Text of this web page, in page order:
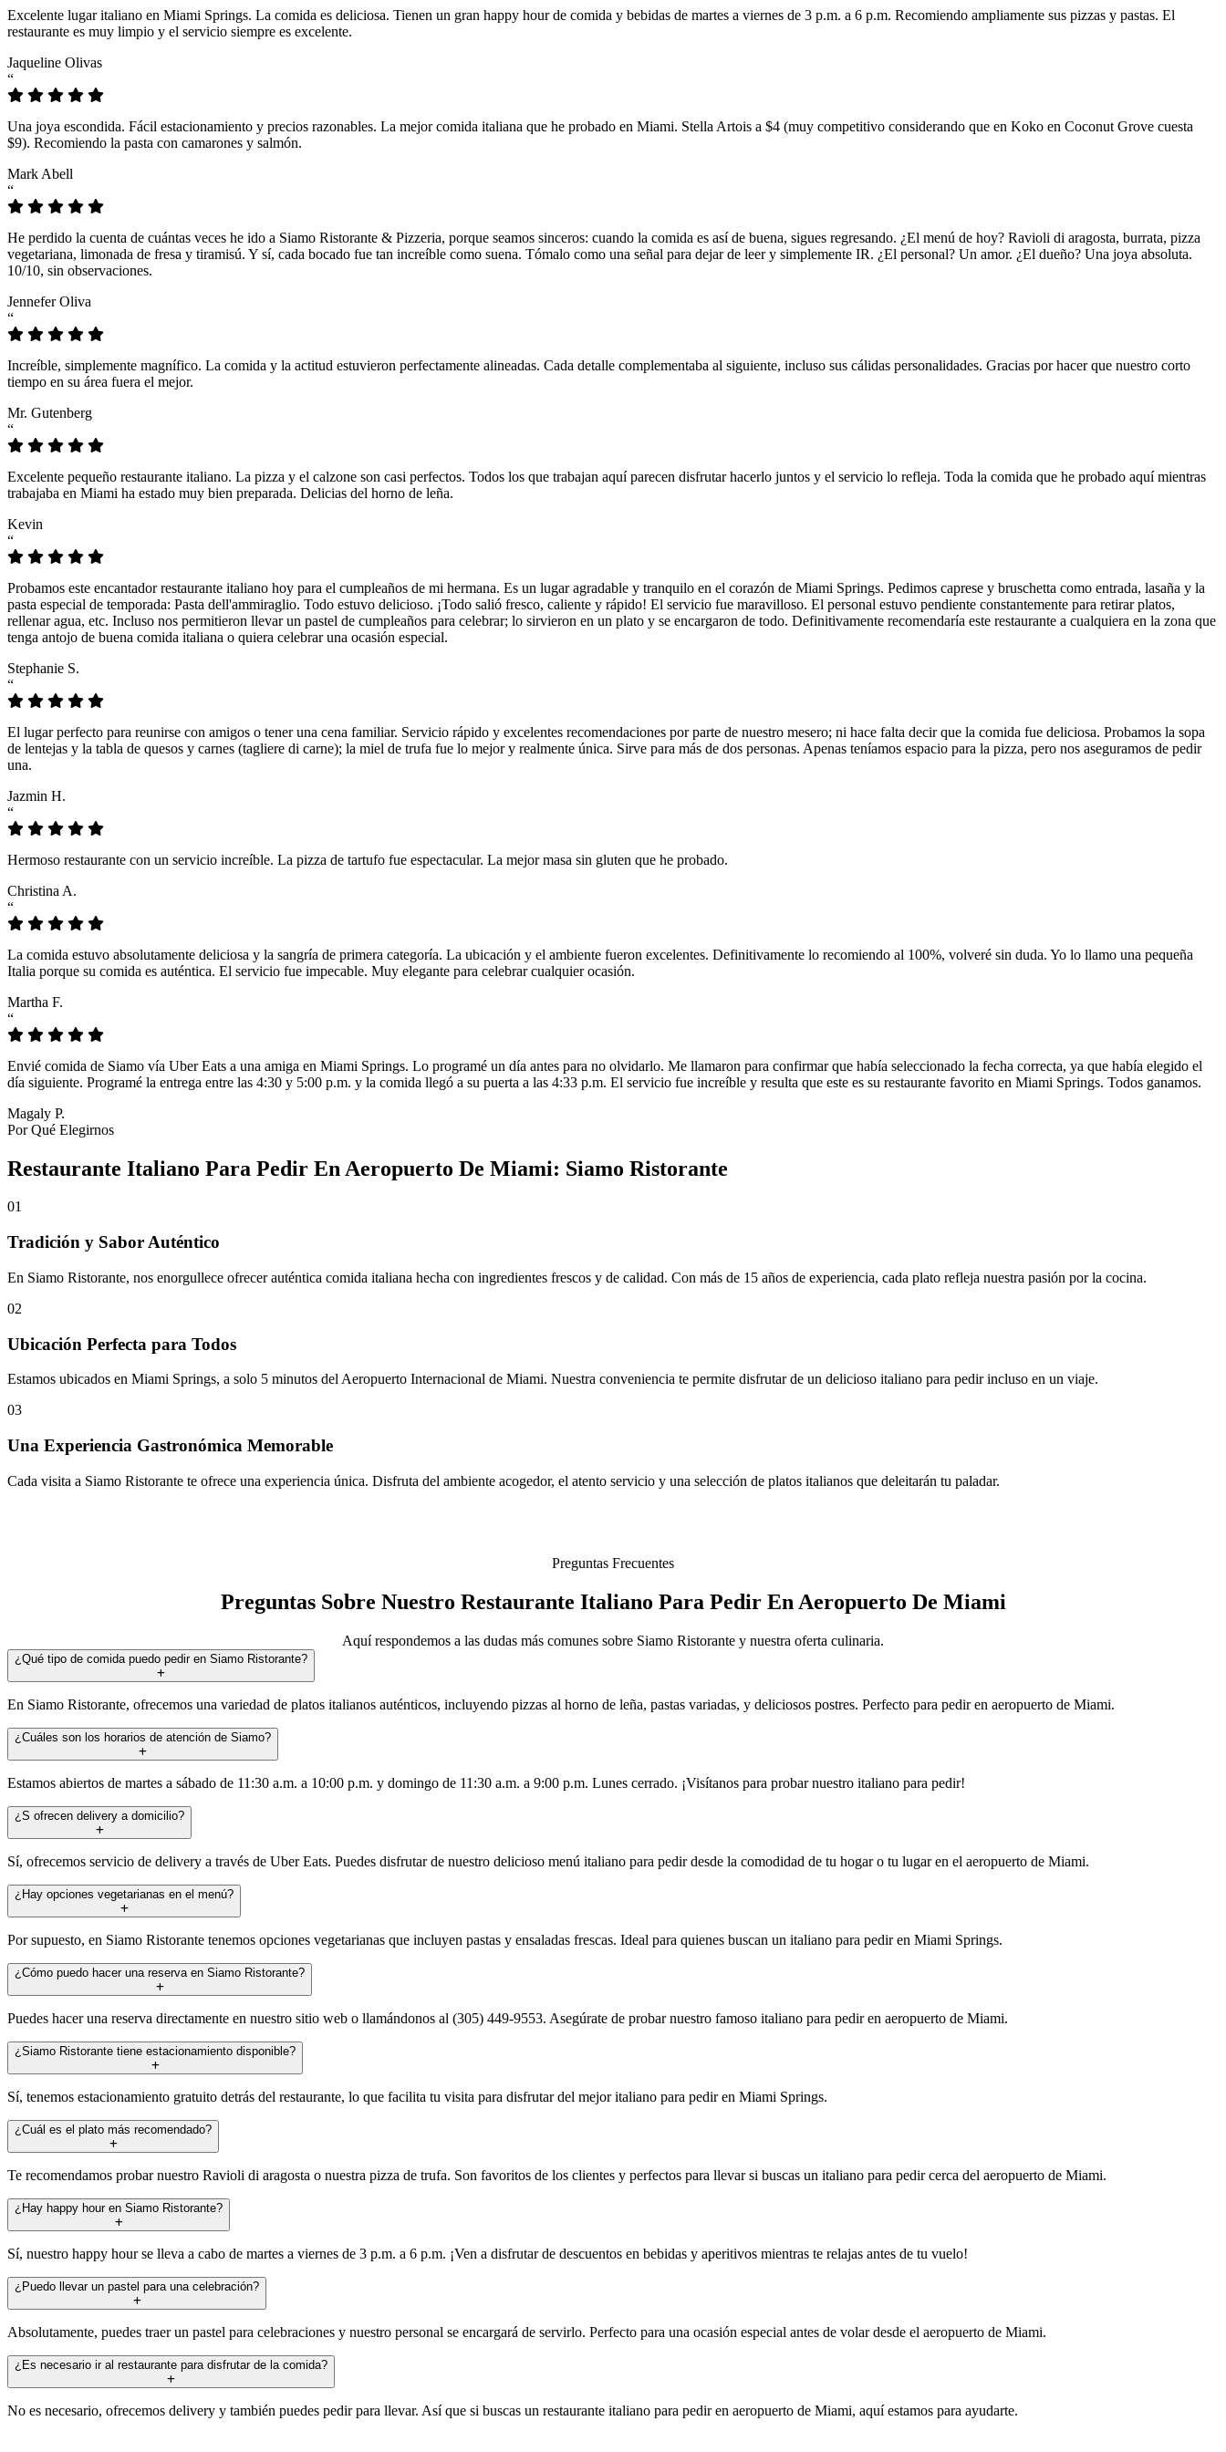
Excelente lugar italiano en Miami Springs. La comida es deliciosa. Tienen un gran happy hour de comida y bebidas de martes a viernes de 3 p.m. a 6 p.m. Recomiendo ampliamente sus pizzas y pastas. El
restaurante es muy limpio y el servicio siempre es excelente.
Jaqueline Olivas
“
Una joya escondida. Fácil estacionamiento y precios razonables. La mejor comida italiana que he probado en Miami. Stella Artois a $4 (muy competitivo considerando que en Koko en Coconut Grove cuesta
$9). Recomiendo la pasta con camarones y salmón.
Mark Abell
“
He perdido la cuenta de cuántas veces he ido a Siamo Ristorante & Pizzeria, porque seamos sinceros: cuando la comida es así de buena, sigues regresando. ¿El menú de hoy? Ravioli di aragosta, burrata, pizza
vegetariana, limonada de fresa y tiramisú. Y sí, cada bocado fue tan increíble como suena. Tómalo como una señal para dejar de leer y simplemente IR. ¿El personal? Un amor. ¿El dueño? Una joya absoluta.
10/10, sin observaciones.
Jennefer Oliva
“
Increíble, simplemente magnífico. La comida y la actitud estuvieron perfectamente alineadas. Cada detalle complementaba al siguiente, incluso sus cálidas personalidades. Gracias por hacer que nuestro corto
tiempo en su área fuera el mejor.
Mr. Gutenberg
“
Excelente pequeño restaurante italiano. La pizza y el calzone son casi perfectos. Todos los que trabajan aquí parecen disfrutar hacerlo juntos y el servicio lo refleja. Toda la comida que he probado aquí mientras
trabajaba en Miami ha estado muy bien preparada. Delicias del horno de leña.
Kevin
“
Probamos este encantador restaurante italiano hoy para el cumpleaños de mi hermana. Es un lugar agradable y tranquilo en el corazón de Miami Springs. Pedimos caprese y bruschetta como entrada, lasaña y la
pasta especial de temporada: Pasta dell'ammiraglio. Todo estuvo delicioso. ¡Todo salió fresco, caliente y rápido! El servicio fue maravilloso. El personal estuvo pendiente constantemente para retirar platos,
rellenar agua, etc. Incluso nos permitieron llevar un pastel de cumpleaños para celebrar; lo sirvieron en un plato y se encargaron de todo. Definitivamente recomendaría este restaurante a cualquiera en la zona que
tenga antojo de buena comida italiana o quiera celebrar una ocasión especial.
Stephanie S.
“
El lugar perfecto para reunirse con amigos o tener una cena familiar. Servicio rápido y excelentes recomendaciones por parte de nuestro mesero; ni hace falta decir que la comida fue deliciosa. Probamos la sopa
de lentejas y la tabla de quesos y carnes (tagliere di carne); la miel de trufa fue lo mejor y realmente única. Sirve para más de dos personas. Apenas teníamos espacio para la pizza, pero nos aseguramos de pedir
una.
Jazmin H.
“
Hermoso restaurante con un servicio increíble. La pizza de tartufo fue espectacular. La mejor masa sin gluten que he probado.
Christina A.
“
La comida estuvo absolutamente deliciosa y la sangría de primera categoría. La ubicación y el ambiente fueron excelentes. Definitivamente lo recomiendo al 100%, volveré sin duda. Yo lo llamo una pequeña
Italia porque su comida es auténtica. El servicio fue impecable. Muy elegante para celebrar cualquier ocasión.
Martha F.
“
Envié comida de Siamo vía Uber Eats a una amiga en Miami Springs. Lo programé un día antes para no olvidarlo. Me llamaron para confirmar que había seleccionado la fecha correcta, ya que había elegido el
día siguiente. Programé la entrega entre las 4:30 y 5:00 p.m. y la comida llegó a su puerta a las 4:33 p.m. El servicio fue increíble y resulta que este es su restaurante favorito en Miami Springs. Todos ganamos.
Magaly P.
Por Qué Elegirnos
Restaurante Italiano Para Pedir En Aeropuerto De Miami: Siamo Ristorante
01
Tradición y Sabor Auténtico
En Siamo Ristorante, nos enorgullece ofrecer auténtica comida italiana hecha con ingredientes frescos y de calidad. Con más de 15 años de experiencia, cada plato refleja nuestra pasión por la cocina.
02
Ubicación Perfecta para Todos
Estamos ubicados en Miami Springs, a solo 5 minutos del Aeropuerto Internacional de Miami. Nuestra conveniencia te permite disfrutar de un delicioso italiano para pedir incluso en un viaje.
03
Una Experiencia Gastronómica Memorable
Cada visita a Siamo Ristorante te ofrece una experiencia única. Disfruta del ambiente acogedor, el atento servicio y una selección de platos italianos que deleitarán tu paladar.
Preguntas Frecuentes
Preguntas Sobre Nuestro Restaurante Italiano Para Pedir En Aeropuerto De Miami
Aquí respondemos a las dudas más comunes sobre Siamo Ristorante y nuestra oferta culinaria.
¿Qué tipo de comida puedo pedir en Siamo Ristorante?
En Siamo Ristorante, ofrecemos una variedad de platos italianos auténticos, incluyendo pizzas al horno de leña, pastas variadas, y deliciosos postres. Perfecto para pedir en aeropuerto de Miami.
¿Cuáles son los horarios de atención de Siamo?
Estamos abiertos de martes a sábado de 11:30 a.m. a 10:00 p.m. y domingo de 11:30 a.m. a 9:00 p.m. Lunes cerrado. ¡Visítanos para probar nuestro italiano para pedir!
¿S ofrecen delivery a domicilio?
Sí, ofrecemos servicio de delivery a través de Uber Eats. Puedes disfrutar de nuestro delicioso menú italiano para pedir desde la comodidad de tu hogar o tu lugar en el aeropuerto de Miami.
¿Hay opciones vegetarianas en el menú?
Por supuesto, en Siamo Ristorante tenemos opciones vegetarianas que incluyen pastas y ensaladas frescas. Ideal para quienes buscan un italiano para pedir en Miami Springs.
¿Cómo puedo hacer una reserva en Siamo Ristorante?
Puedes hacer una reserva directamente en nuestro sitio web o llamándonos al (305) 449-9553. Asegúrate de probar nuestro famoso italiano para pedir en aeropuerto de Miami.
¿Siamo Ristorante tiene estacionamiento disponible?
Sí, tenemos estacionamiento gratuito detrás del restaurante, lo que facilita tu visita para disfrutar del mejor italiano para pedir en Miami Springs.
¿Cuál es el plato más recomendado?
Te recomendamos probar nuestro Ravioli di aragosta o nuestra pizza de trufa. Son favoritos de los clientes y perfectos para llevar si buscas un italiano para pedir cerca del aeropuerto de Miami.
¿Hay happy hour en Siamo Ristorante?
Sí, nuestro happy hour se lleva a cabo de martes a viernes de 3 p.m. a 6 p.m. ¡Ven a disfrutar de descuentos en bebidas y aperitivos mientras te relajas antes de tu vuelo!
¿Puedo llevar un pastel para una celebración?
Absolutamente, puedes traer un pastel para celebraciones y nuestro personal se encargará de servirlo. Perfecto para una ocasión especial antes de volar desde el aeropuerto de Miami.
¿Es necesario ir al restaurante para disfrutar de la comida?
No es necesario, ofrecemos delivery y también puedes pedir para llevar. Así que si buscas un restaurante italiano para pedir en aeropuerto de Miami, aquí estamos para ayudarte.